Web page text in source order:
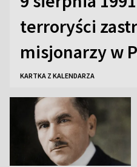
terroryści
misjonarzy w
KARTKA Z KALENDARZA